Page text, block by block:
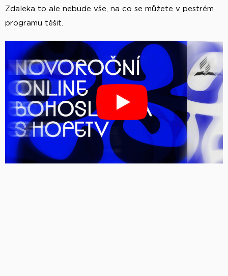
Zdaleka to ale nebude vše, na co se můžete v pestrém
programu těšit.